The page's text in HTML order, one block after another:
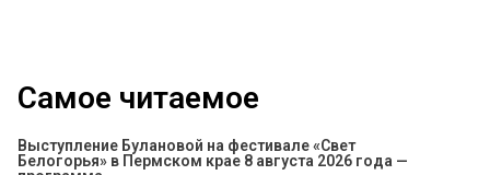
Самое читаемое
Выступление Булановой на фестивале «Свет
Белогорья» в Пермском крае 8 августа 2026 года —